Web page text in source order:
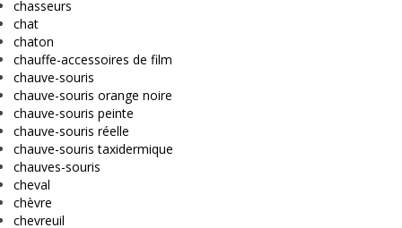
chasseurs
chat
chaton
chauffe-accessoires de film
chauve-souris
chauve-souris orange noire
chauve-souris peinte
chauve-souris réelle
chauve-souris taxidermique
chauves-souris
cheval
chèvre
chevreuil